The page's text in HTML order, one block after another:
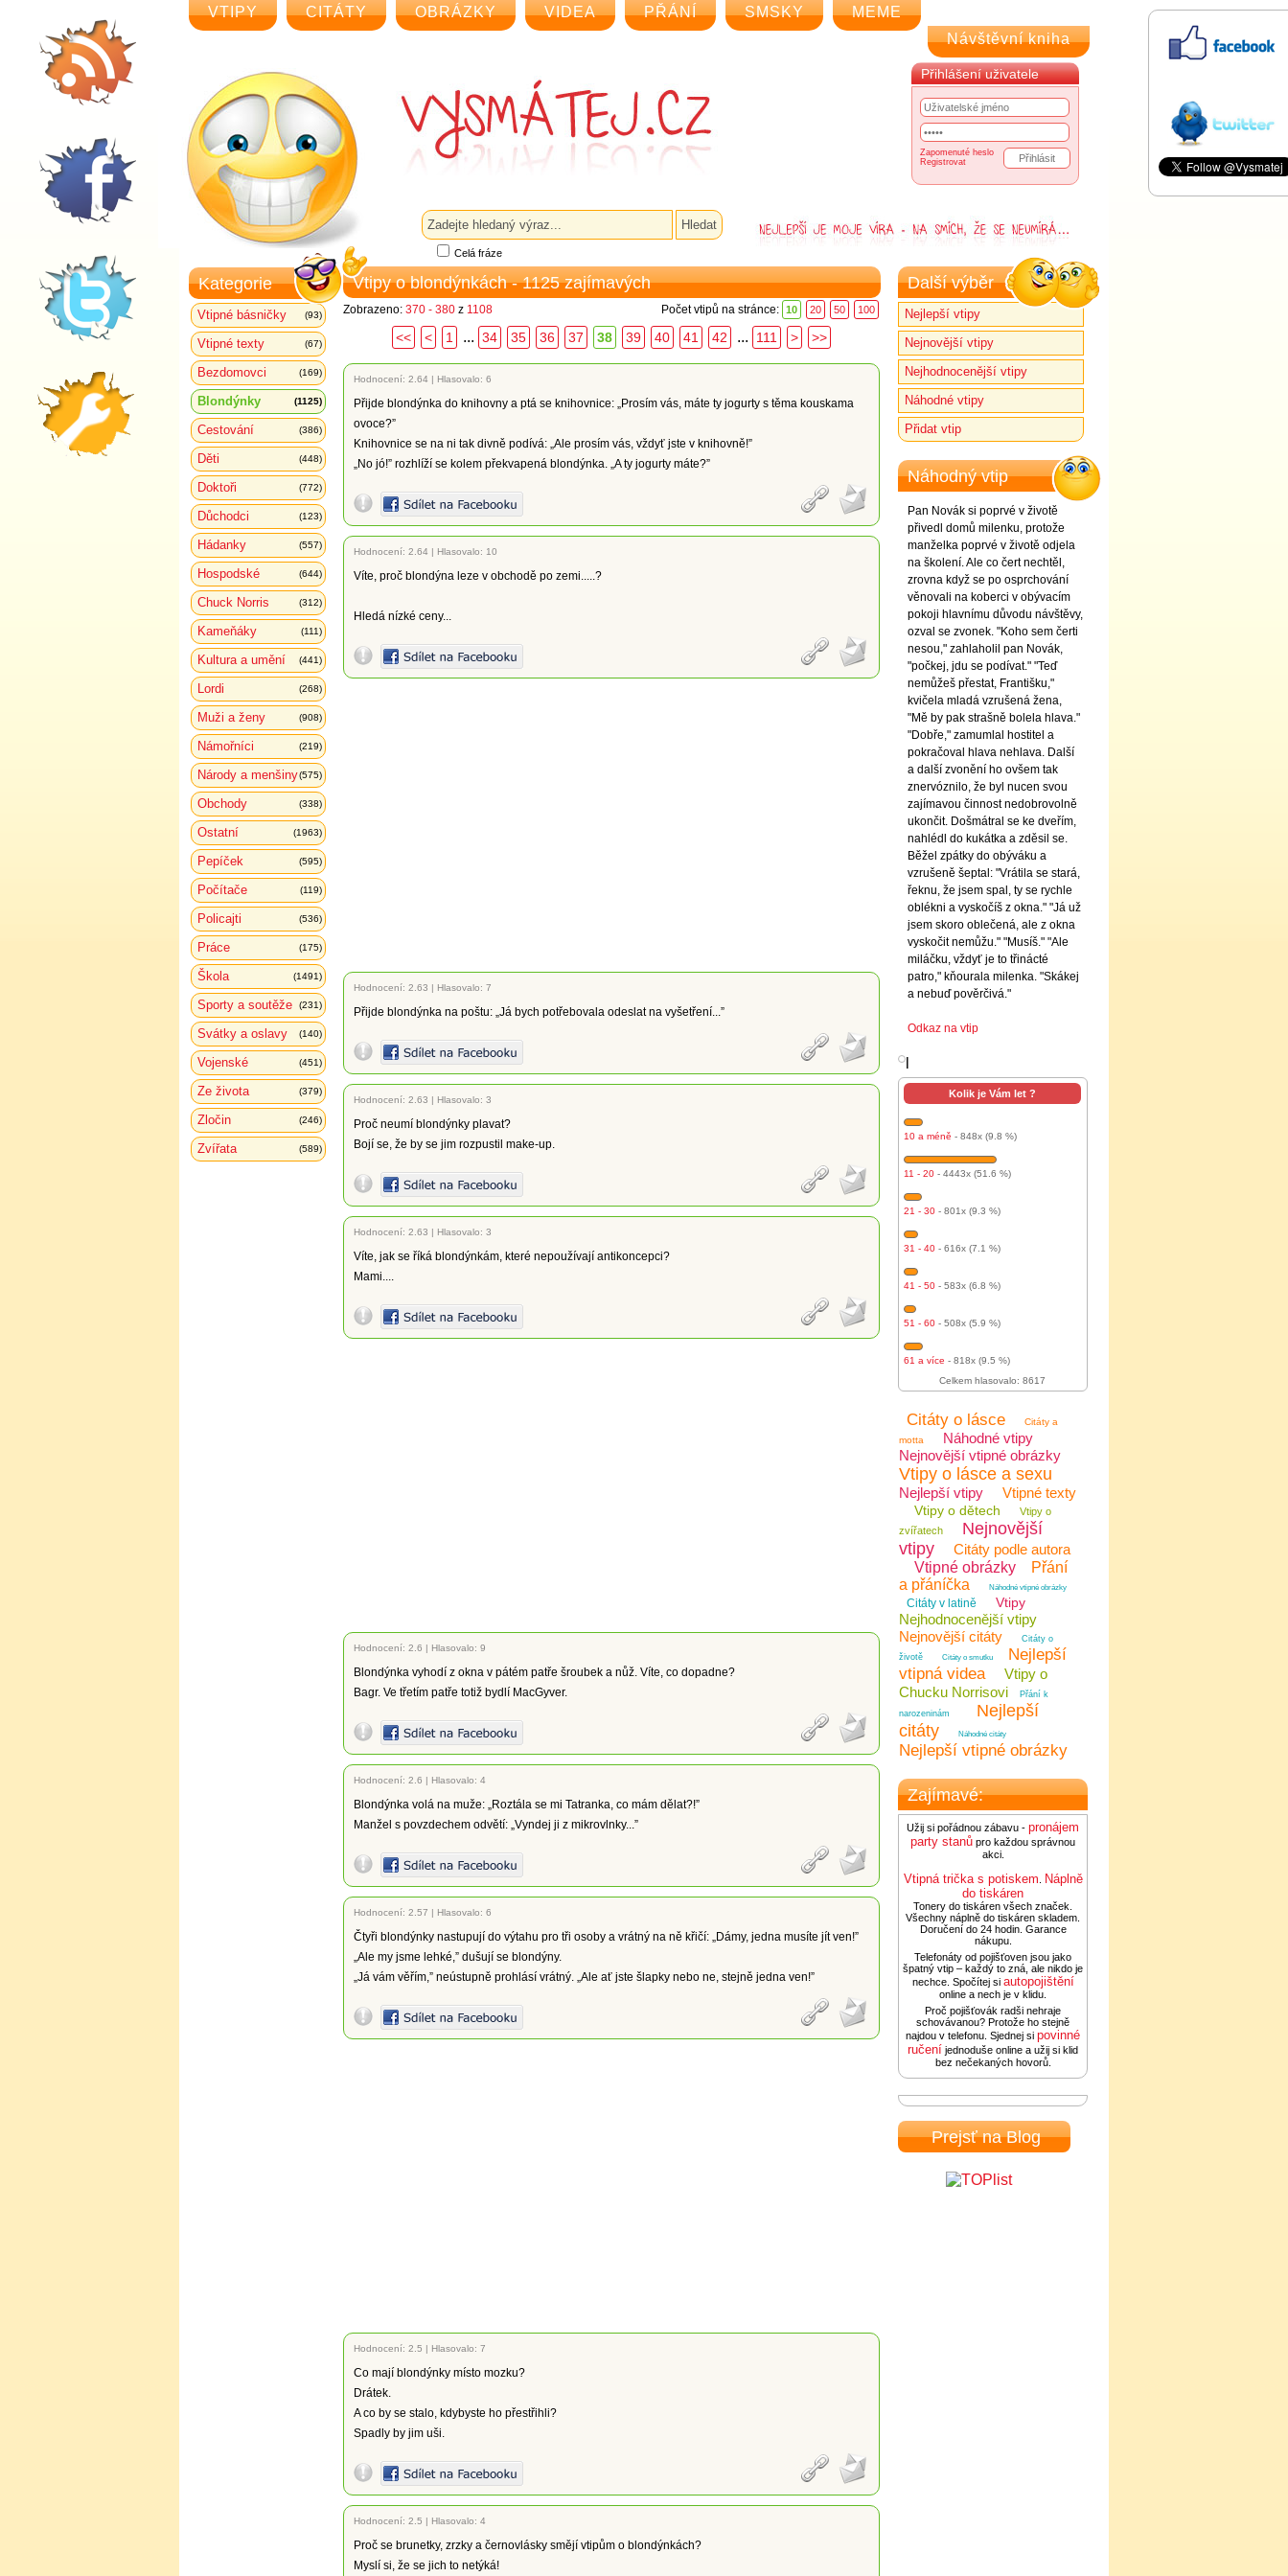
VTIPY CITÁTY OBRÁZKY VIDEA PŘÁNÍ SMSKY
MEME
Návštěvní kniha
Přihlášení uživatele
Zapomenuté heslo
Registrovat
Celá fráze
Kategorie
Vtipné básničky (93)
Vtipné texty (67)
Bezdomovci (169)
Blondýnky (1125)
Cestování (386)
Děti (448)
Doktoři (772)
Důchodci (123)
Hádanky (557)
Hospodské (644)
Chuck Norris (312)
Kameňáky (111)
Kultura a umění (441)
Lordi (268)
Muži a ženy (908)
Námořníci (219)
Národy a menšiny(575)
Obchody (338)
Ostatní (1963)
Pepíček (595)
Počítače (119)
Policajti (536)
Práce (175)
Škola (1491)
Sporty a soutěže (231)
Svátky a oslavy (140)
Vojenské (451)
Ze života (379)
Zločin (246)
Zvířata (589)
Vtipy o blondýnkách - 1125 zajímavých
Zobrazeno: 370 - 380 z 1108 Počet vtipů na stránce: 10 20 50 100
<< < 1 ... 34 35 36 37 38 39 40 41 42 ... 111 > >>
Hodnocení: 2.64 | Hlasovalo: 6
Přijde blondýnka do knihovny a ptá se knihovnice: „Prosím vás, máte ty jogurty s těma kouskama
ovoce?”
Knihovnice se na ni tak divně podívá: „Ale prosím vás, vždyť jste v knihovně!”
„No jó!” rozhlíží se kolem překvapená blondýnka. „A ty jogurty máte?”
Hodnocení: 2.64 | Hlasovalo: 10
Víte, proč blondýna leze v obchodě po zemi.....?
Hledá nízké ceny...
Hodnocení: 2.63 | Hlasovalo: 7
Přijde blondýnka na poštu: „Já bych potřebovala odeslat na vyšetření...”
Hodnocení: 2.63 | Hlasovalo: 3
Proč neumí blondýnky plavat?
Bojí se, že by se jim rozpustil make-up.
Hodnocení: 2.63 | Hlasovalo: 3
Víte, jak se říká blondýnkám, které nepoužívají antikoncepci?
Mami....
Hodnocení: 2.6 | Hlasovalo: 9
Blondýnka vyhodí z okna v pátém patře šroubek a nůž. Víte, co dopadne?
Bagr. Ve třetím patře totiž bydlí MacGyver.
Hodnocení: 2.6 | Hlasovalo: 4
Blondýnka volá na muže: „Roztála se mi Tatranka, co mám dělat?!”
Manžel s povzdechem odvětí: „Vyndej ji z mikrovlnky...”
Hodnocení: 2.57 | Hlasovalo: 6
Čtyři blondýnky nastupují do výtahu pro tři osoby a vrátný na ně křičí: „Dámy, jedna musíte jít ven!”
„Ale my jsme lehké,” dušují se blondýny.
„Já vám věřím,” neústupně prohlásí vrátný. „Ale ať jste šlapky nebo ne, stejně jedna ven!”
Hodnocení: 2.5 | Hlasovalo: 7
Co mají blondýnky místo mozku?
Drátek.
A co by se stalo, kdybyste ho přestřihli?
Spadly by jim uši.
Hodnocení: 2.5 | Hlasovalo: 4
Proč se brunetky, zrzky a černovlásky smějí vtipům o blondýnkách?
Myslí si, že se jich to netýká!
Další výběr
Nejlepší vtipy
Nejnovější vtipy
Nejhodnocenější vtipy
Náhodné vtipy
Přidat vtip
Náhodný vtip
Pan Novák si poprvé v životě
přivedl domů milenku, protože
manželka poprvé v životě odjela
na školení. Ale co čert nechtěl,
zrovna když se po osprchování
věnovali na koberci v obývacím
pokoji hlavnímu důvodu návštěvy,
ozval se zvonek. "Koho sem čerti
nesou," zahlaholil pan Novák,
"počkej, jdu se podívat." "Teď
nemůžeš přestat, Františku,"
kvičela mladá vzrušená žena,
"Mě by pak strašně bolela hlava."
"Dobře," zamumlal hostitel a
pokračoval hlava nehlava. Další
a další zvonění ho ovšem tak
znervóznilo, že byl nucen svou
zajímavou činnost nedobrovolně
ukončit. Došmátral se ke dveřím,
nahlédl do kukátka a zděsil se.
Běžel zpátky do obýváku a
vzrušeně šeptal: "Vrátila se stará,
řeknu, že jsem spal, ty se rychle
oblékni a vyskočíš z okna." "Já už
jsem skoro oblečená, ale z okna
vyskočit nemůžu." "Musíš." "Ale
miláčku, vždyť je to třinácté
patro," kňourala milenka. "Skákej
a nebuď pověrčivá."
Odkaz na vtip
Kolik je Vám let ?
10 a méně - 848x (9.8 %)
11 - 20 - 4443x (51.6 %)
21 - 30 - 801x (9.3 %)
31 - 40 - 616x (7.1 %)
41 - 50 - 583x (6.8 %)
51 - 60 - 508x (5.9 %)
61 a více - 818x (9.5 %)
Celkem hlasovalo: 8617
Citáty o lásce
Citáty a
motta
Náhodné vtipy
Nejnovější vtipné obrázky
Vtipy o lásce a sexu
Nejlepší vtipy Vtipné texty
Vtipy o dětech
Vtipy o
zvířatech
Nejnovější
vtipy
Citáty podle autora
Vtipné obrázky
Přání
a přáníčka
Náhodné vtipné obrázky
Citáty v latině Vtipy
Nejhodnocenější vtipy
Nejnovější citáty
Citáty o
životě
Citáty o smutku
Nejlepší
vtipná videa
Vtipy o
Chucku Norrisovi
Přání k
narozeninám
Nejlepší
citáty
Náhodné citáty
Nejlepší vtipné obrázky
Zajímavé:
Užij si pořádnou zábavu - pronájem
party stanů pro každou správnou
akci.
Vtipná trička s potiskem Náplně
do tiskáren
Tonery do tiskáren všech značek.
Všechny náplně do tiskáren skladem.
Doručení do 24 hodin. Garance
nákupu.
Telefonáty od pojišťoven jsou jako
špatný vtip – každý to zná, ale nikdo je
nechce. Spočítej si autopojištění
online a nech je v klidu.
Proč pojišťovák radši nehraje
schovávanou? Protože ho stejně
najdou v telefonu. Sjednej si povinné
ručení jednoduše online a užij si klid
bez nečekaných hovorů.
Prejsť na Blog